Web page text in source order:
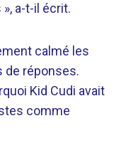
a-t-il écrit.
calmé les
de réponses.
Kid Cudi avait
comme